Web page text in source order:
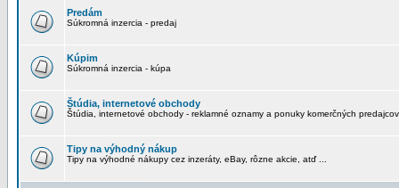
Predám
Súkromná inzercia - predaj
Kúpim
Súkromná inzercia - kúpa
Štúdia, internetové obchody
Štúdia, internetové obchody - reklamné oznamy a ponuky komerčných predajcov
Tipy na výhodný nákup
Tipy na výhodné nákupy cez inzeráty, eBay, rôzne akcie, atď ...